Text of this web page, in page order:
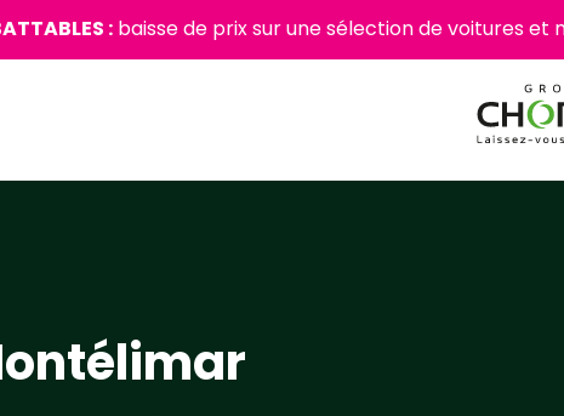
:baisse de prix sur une sélection de voitures et